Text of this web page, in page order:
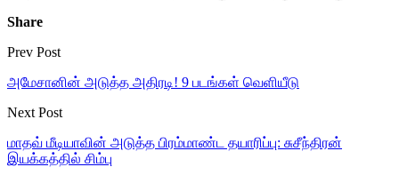
Share
Prev Post
அமேசானின் அடுத்த அதிரடி! 9 படங்கள் வெளியீடு
Next Post
மாதவ் மீடியாவின் அடுத்த பிரம்மாண்ட தயாரிப்பு: சுசீந்திரன்
இயக்கத்தில் சிம்பு